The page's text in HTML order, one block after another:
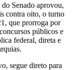
Senado aprovou,
contra oito, o turno
que prorroga por
públicos e
federal, direta e
segue direto para